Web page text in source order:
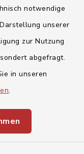
notwendige
unserer
zur Nutzung
abgefragt.
in unseren
.